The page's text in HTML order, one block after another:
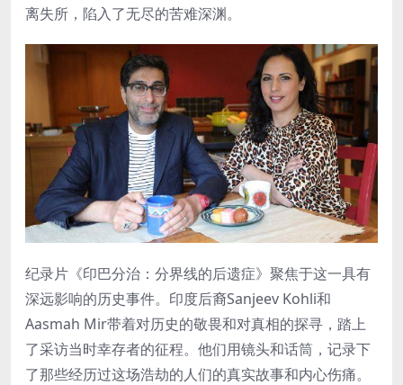
离失所，陷入了无尽的苦难深渊。
纪录片《印巴分治：分界线的后遗症》聚焦于这一具有
深远影响的历史事件。印度后裔Sanjeev Kohli和
Aasmah Mir带着对历史的敬畏和对真相的探寻，踏上
了采访当时幸存者的征程。他们用镜头和话筒，记录下
了那些经历过这场浩劫的人们的真实故事和内心伤痛。